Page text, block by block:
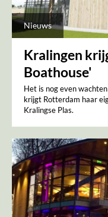
Nieuws
Kralingen
Boathouse'
Het is nog even
krijgt Rotterdam haar
Kralingse Plas.